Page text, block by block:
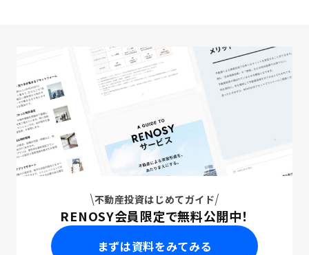
不動産投資はじめてガイド
RENOSY会員限定で無料公開中！
まずは資料をみてみる